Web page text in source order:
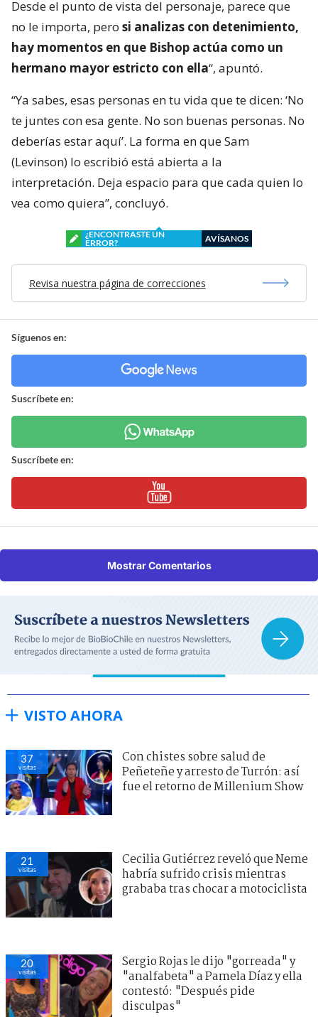
Desde el punto de vista del personaje, parece que
no le importa, pero si analizas con detenimiento,
hay momentos en que Bishop actúa como un
hermano mayor estricto con ella“, apuntó.
“Ya sabes, esas personas en tu vida que te dicen: ‘No
te juntes con esa gente. No son buenas personas. No
deberías estar aquí’. La forma en que Sam
(Levinson) lo escribió está abierta a la
interpretación. Deja espacio para que cada quien lo
vea como quiera”, concluyó.
¿ENCONTRASTE UN
ERROR?
AVÍSANOS
Revisa nuestra página de correcciones
Síguenos en:
Suscríbete en:
Suscríbete en:
Mostrar Comentarios
VISTO AHORA
37
visitas
Con chistes sobre salud de
Peñeteñe y arresto de Turrón: así
fue el retorno de Millenium Show
21
visitas
Cecilia Gutiérrez reveló que Neme
habría sufrido crisis mientras
grababa tras chocar a motociclista
20
visitas
Sergio Rojas le dijo "gorreada" y
"analfabeta" a Pamela Díaz y ella
contestó: "Después pide
disculpas"